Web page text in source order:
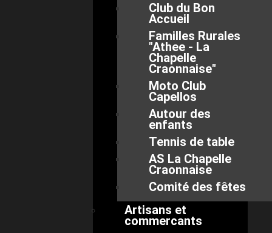
Club du Bon
Accueil
Familles Rurales
"Athee - La
Chapelle
Craonnaise"
Moto Club
Capellos
Autour des
enfants
Tennis de table
AS La Chapelle
Craonnaise
Comité des fêtes
Artisans et
commercants